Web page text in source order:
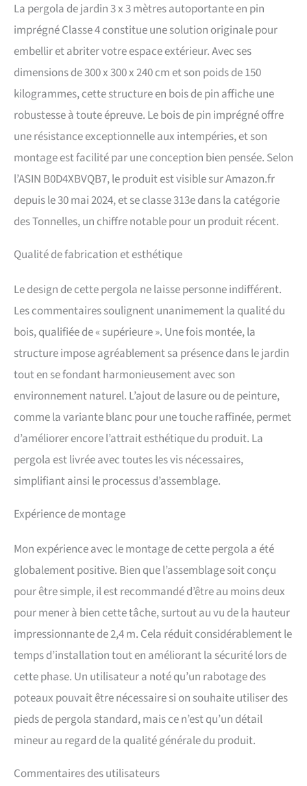
COUVERTURE : Avec des
dimensions carrées de
adaptée pour couvrir un
espace extérieur comme un
un coin de jardin. MONTAGE
FACILE : Fournie avec des
instructions détaillées en
italien pour un assemblage
rapide. Produit respectueux
de l'environnement :
fabriqué avec du bois
nordique de haute qualité
dans le respect de
l'environnement. OPTION
du soleil et de la pluie,
grande durabilité. Option
différentes nuances pour
s'adapter à chaque
Italie : Produit entièrement
dans notre usine à Galatina.
La pergola de jardin 3 x 3 mètres autoportante en pin
imprégné Classe 4 constitue une solution originale pour
embellir et abriter votre espace extérieur. Avec ses
dimensions de 300 x 300 x 240 cm et son poids de 150
kilogrammes, cette structure en bois de pin affiche une
robustesse à toute épreuve. Le bois de pin imprégné offre
une résistance exceptionnelle aux intempéries, et son
montage est facilité par une conception bien pensée. Selon
l’ASIN B0D4XBVQB7, le produit est visible sur Amazon.fr
depuis le 30 mai 2024, et se classe 313e dans la catégorie
des Tonnelles, un chiffre notable pour un produit récent.
Qualité de fabrication et esthétique
Le design de cette pergola ne laisse personne indifférent.
Les commentaires soulignent unanimement la qualité du
bois, qualifiée de « supérieure ». Une fois montée, la
structure impose agréablement sa présence dans le jardin
tout en se fondant harmonieusement avec son
environnement naturel. L’ajout de lasure ou de peinture,
comme la variante blanc pour une touche raffinée, permet
d’améliorer encore l’attrait esthétique du produit. La
pergola est livrée avec toutes les vis nécessaires,
simplifiant ainsi le processus d’assemblage.
Expérience de montage
Mon expérience avec le montage de cette pergola a été
globalement positive. Bien que l’assemblage soit conçu
pour être simple, il est recommandé d’être au moins deux
pour mener à bien cette tâche, surtout au vu de la hauteur
impressionnante de 2,4 m. Cela réduit considérablement le
temps d’installation tout en améliorant la sécurité lors de
cette phase. Un utilisateur a noté qu’un rabotage des
poteaux pouvait être nécessaire si on souhaite utiliser des
pieds de pergola standard, mais ce n’est qu’un détail
mineur au regard de la qualité générale du produit.
Commentaires des utilisateurs